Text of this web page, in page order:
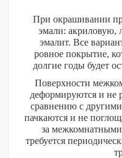
При окрашивании
эмали: акриловую,
эмалит. Все
ровное покрытие,
долгие годы будет
Поверхности
деформируются и не
сравнению с
пачкаются и не
за
требуется